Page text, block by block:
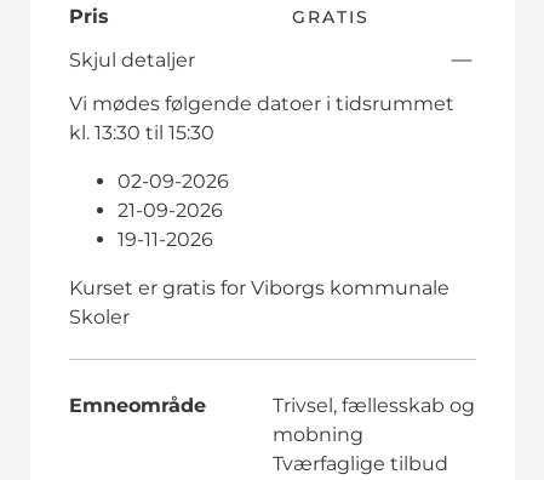
Pris
GRATIS
Skjul detaljer
Vi mødes følgende datoer i tidsrummet
kl. 13:30 til 15:30
02-09-2026
21-09-2026
19-11-2026
Kurset er gratis for Viborgs kommunale
Skoler
Emneområde
Trivsel, fællesskab og
mobning
Tværfaglige tilbud